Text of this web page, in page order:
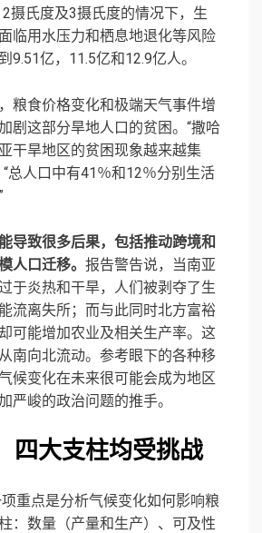
摄氏度及3摄氏度的情况下，生
临用水压力和栖息地退化等风险
9.51亿，11.5亿和12.9亿人。
粮食价格变化和极端天气事件增
剧这部分旱地人口的贫困。“撒哈
干旱地区的贫困现象越来越集
总人口中有41％和12％分别生活
导致很多后果，包括推动跨境和
人口迁移。 报告警告说，当南亚
于炎热和干旱，人们被剥夺了生
流离失所；而与此同时北方富裕
可能增加农业及相关生产率。这
南向北流动。参考眼下的各种移
候变化在未来很可能会成为地区
严峻的政治问题的推手。
四大支柱均受挑战
重点是分析气候变化如何影响粮
：数量（产量和生产）、可及性